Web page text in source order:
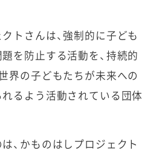
トさんは、強制的に子ども
を防止する活動を、持続的
界の子どもたちが未来への
るよう活動されている団体
、かものはしプロジェクト